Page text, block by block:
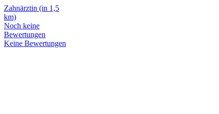
Zahnärztin (in 1,5
km)
Noch keine
Bewertungen
Keine Bewertungen